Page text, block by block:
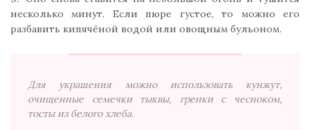
несколько минут. Если пюре густое, то можно его
разбавить кипячёной водой или овощным бульоном.
Для украшения можно использовать кунжут,
очищенные семечки тыквы, гренки с чесноком,
тосты из белого хлеба.